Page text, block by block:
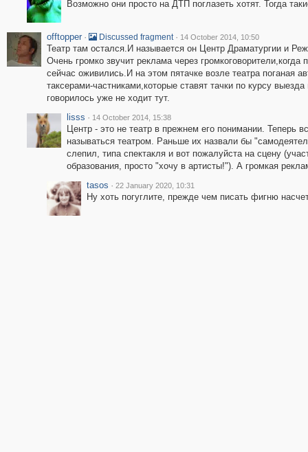
Возможно они просто на ДТП поглазеть хотят. Тогда
offtopper · Discussed fragment · 14 October 2014, 10:50
Театр там остался.И называется он Центр Драматургии и
Очень громко звучит реклама через
сейчас оживились.И на этом пятачке возле театра поганая
таксерами-частниками,которые ставят тачки по курсу
говорилось уже не ходит тут.
lisss · 14 October 2014, 15:38
Центр - это не театр в прежнем его понимании. Теперь
называться театром. Раньше их назвали бы
слепил, типа спектакля и вот пожалуйста на сцену
образования, просто "хочу в артисты!"). А громкая
tasos · 22 January 2020, 10:31
Ну хоть погуглите, прежде чем писать фигню